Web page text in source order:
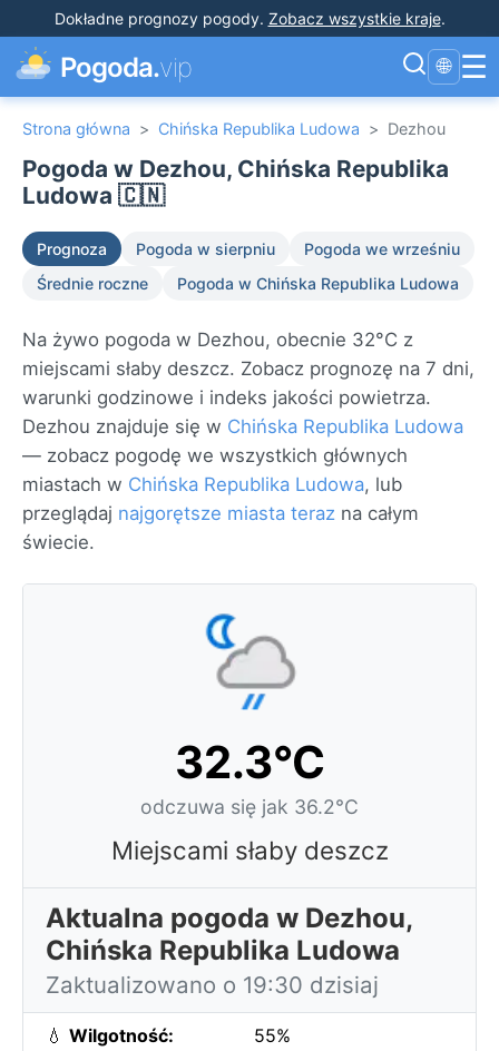
Dokładne prognozy pogody. Zobacz wszystkie kraje.
Pogoda.vip 🌐 ☰
Strona główna > Chińska Republika Ludowa > Dezhou
Pogoda w Dezhou, Chińska Republika
Ludowa 🇨🇳
Prognoza Pogoda w sierpniu
Pogoda we wrześniu
Średnie roczne
Pogoda w Chińska Republika Ludowa
Na żywo pogoda w Dezhou, obecnie 32°C z
miejscami słaby deszcz. Zobacz prognozę na 7 dni,
warunki godzinowe i indeks jakości powietrza.
Dezhou znajduje się w Chińska Republika Ludowa
— zobacz pogodę we wszystkich głównych
miastach w Chińska Republika Ludowa, lub
przeglądaj najgorętsze miasta teraz na całym
świecie.
32.3°C
odczuwa się jak 36.2°C
Miejscami słaby deszcz
Aktualna pogoda w Dezhou,
Chińska Republika Ludowa
Zaktualizowano o 19:30 dzisiaj
💧 Wilgotność: 55%